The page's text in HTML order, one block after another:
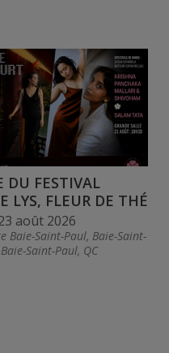
DU FESTIVAL
LYS, FLEUR DE THÉ
août 2026
Baie-Saint-Paul, Baie-Saint-
Saint-Paul, QC